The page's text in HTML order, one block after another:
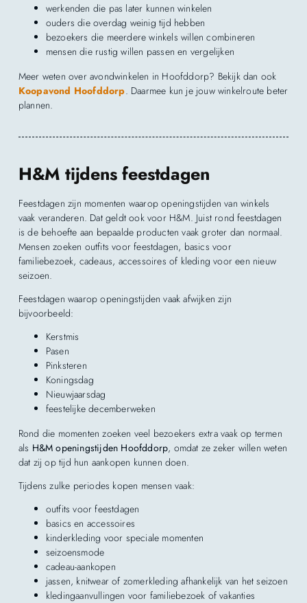
werkenden die pas later kunnen winkelen
ouders die overdag weinig tijd hebben
bezoekers die meerdere winkels willen combineren
mensen die rustig willen passen en vergelijken
Meer weten over avondwinkelen in Hoofddorp? Bekijk dan ook
Koopavond Hoofddorp. Daarmee kun je jouw winkelroute beter
plannen.
H&M tijdens feestdagen
Feestdagen zijn momenten waarop openingstijden van winkels
vaak veranderen. Dat geldt ook voor H&M. Juist rond feestdagen
is de behoefte aan bepaalde producten vaak groter dan normaal.
Mensen zoeken outfits voor feestdagen, basics voor
familiebezoek, cadeaus, accessoires of kleding voor een nieuw
seizoen.
Feestdagen waarop openingstijden vaak afwijken zijn
bijvoorbeeld:
Kerstmis
Pasen
Pinksteren
Koningsdag
Nieuwjaarsdag
feestelijke decemberweken
Rond die momenten zoeken veel bezoekers extra vaak op termen
als H&M openingstijden Hoofddorp, omdat ze zeker willen weten
dat zij op tijd hun aankopen kunnen doen.
Tijdens zulke periodes kopen mensen vaak:
outfits voor feestdagen
basics en accessoires
kinderkleding voor speciale momenten
seizoensmode
cadeau-aankopen
jassen, knitwear of zomerkleding afhankelijk van het seizoen
kledingaanvullingen voor familiebezoek of vakanties